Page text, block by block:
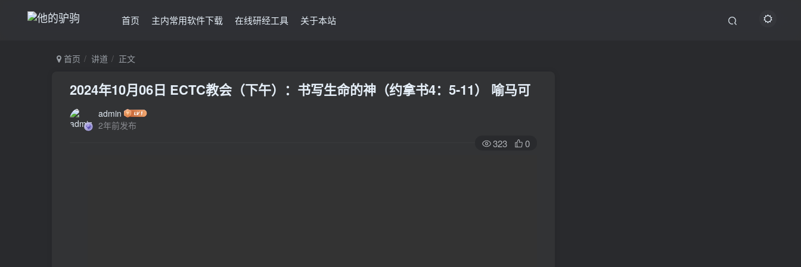
首页 主内常用软件下载 在线研经工具 关于本站
首页 讲道 正文
2024年10月06日 ECTC教会（下午）：书写生命的神（约拿书4：5-11） 喻马可
admin
2年前发布
323 0